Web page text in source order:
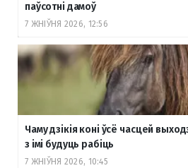
паўсотні дамоў
7 ЖНІЎНЯ 2026, 12:56
Чаму дзікія коні ўсё часцей
з імі будуць рабіць
7 ЖНІЎНЯ 2026, 10:45